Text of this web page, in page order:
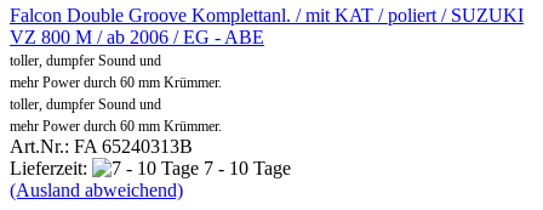
Falcon Double Groove Komplettanl. / mit KAT / poliert / SUZUKI
VZ 800 M / ab 2006 / EG - ABE
toller, dumpfer Sound und
mehr Power durch 60 mm Krümmer.
toller, dumpfer Sound und
mehr Power durch 60 mm Krümmer.
Art.Nr.: FA 65240313B
Lieferzeit:
7 - 10 Tage
(Ausland abweichend)